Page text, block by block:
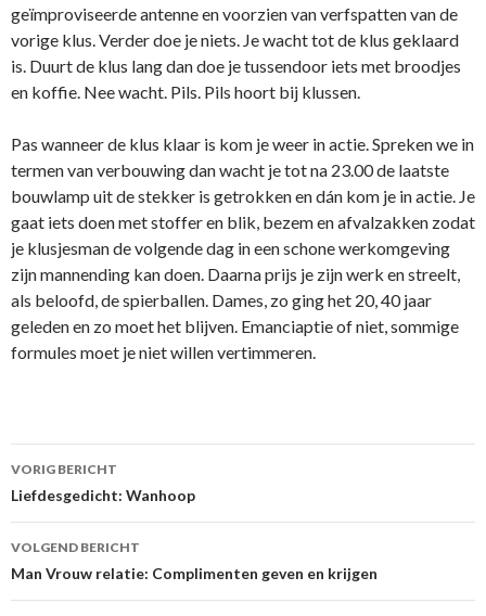
geïmproviseerde antenne en voorzien van verfspatten van de
vorige klus. Verder doe je niets. Je wacht tot de klus geklaard
is. Duurt de klus lang dan doe je tussendoor iets met broodjes
en koffie. Nee wacht. Pils. Pils hoort bij klussen.
Pas wanneer de klus klaar is kom je weer in actie. Spreken we in
termen van verbouwing dan wacht je tot na 23.00 de laatste
bouwlamp uit de stekker is getrokken en dán kom je in actie. Je
gaat iets doen met stoffer en blik, bezem en afvalzakken zodat
je klusjesman de volgende dag in een schone werkomgeving
zijn mannending kan doen. Daarna prijs je zijn werk en streelt,
als beloofd, de spierballen. Dames, zo ging het 20, 40 jaar
geleden en zo moet het blijven. Emanciaptie of niet, sommige
formules moet je niet willen vertimmeren.
Berichtnavigatie
VORIG BERICHT
Liefdesgedicht: Wanhoop
VOLGEND BERICHT
Man Vrouw relatie: Complimenten geven en krijgen